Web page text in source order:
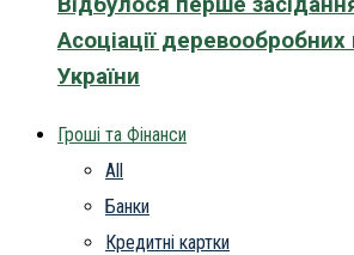
Асоціації
України
Гроші та Фінанси
All
Банки
Кредитні картки